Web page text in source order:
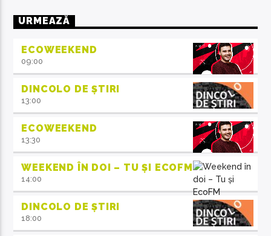
URMEAZĂ
ECOWEEKEND
09:00
DINCOLO DE ȘTIRI
13:00
ECOWEEKEND
13:30
WEEKEND ÎN DOI – TU ȘI ECOFM
14:00
DINCOLO DE ȘTIRI
18:00